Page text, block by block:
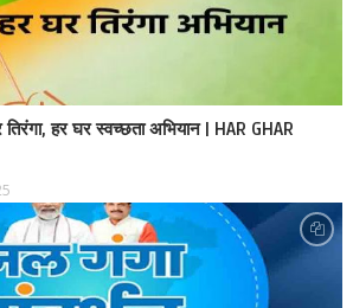
हर घर स्वच्छता अभियान | HAR GHAR